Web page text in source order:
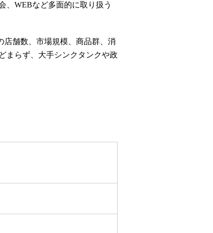
、WEBなど多面的に取り扱う
店舗数、市場規模、商品群、消
まらず、大手シンクタンクや政